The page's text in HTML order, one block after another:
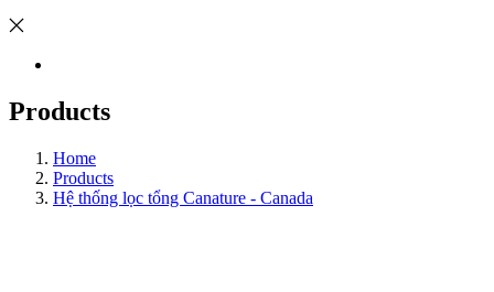
Products
Home
Products
Hệ thống lọc tổng Canature - Canada